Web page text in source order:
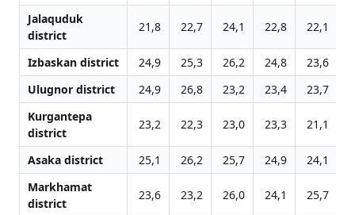
Jalаquduk
district
21,8 22,7 24,1 22,8 22,1
Izbaskan district 24,9 25,3 26,2 24,8 23,6
Ulugnor district
24,9 26,8 23,2 23,4 23,7
Kurgantepa
district
23,2 22,3 23,0 23,3 21,1
Asaka district 25,1 26,2 25,7 24,9 24,1
Markhamat
district
23,6 23,2 26,0 24,1 25,7